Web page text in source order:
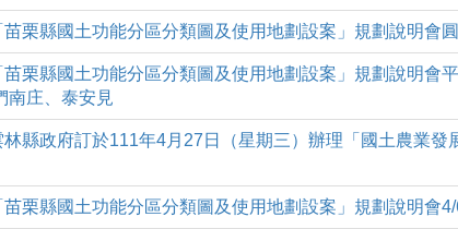
栗縣國土功能分區分類圖及使用地劃設案」規劃說明會
栗縣國土功能分區分類圖及使用地劃設案」規劃說明會
南庄、泰安見
縣政府訂於111年4月27日（星期三）辦理「國土農業發
栗縣國土功能分區分類圖及使用地劃設案」規劃說明會